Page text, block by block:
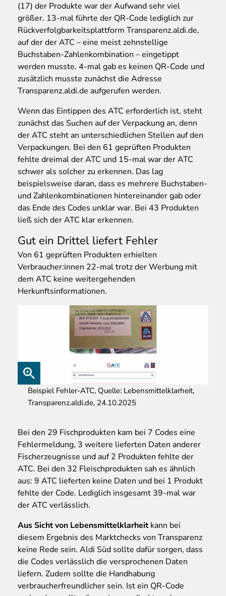
(17) der Produkte war der Aufwand sehr viel
größer. 13-mal führte der QR-Code lediglich zur
Rückverfolgbarkeitsplattform Transparenz.aldi.de,
auf der der ATC – eine meist zehnstellige
Buchstaben-Zahlenkombination – eingetippt
werden musste. 4-mal gab es keinen QR-Code und
zusätzlich musste zunächst die Adresse
Transparenz.aldi.de aufgerufen werden.
Wenn das Eintippen des ATC erforderlich ist, steht
zunächst das Suchen auf der Verpackung an, denn
der ATC steht an unterschiedlichen Stellen auf den
Verpackungen. Bei den 61 geprüften Produkten
fehlte dreimal der ATC und 15-mal war der ATC
schwer als solcher zu erkennen. Das lag
beispielsweise daran, dass es mehrere Buchstaben-
und Zahlenkombinationen hintereinander gab oder
das Ende des Codes unklar war. Bei 43 Produkten
ließ sich der ATC klar erkennen.
Gut ein Drittel liefert Fehler
Von 61 geprüften Produkten erhielten
Verbraucher:innen 22-mal trotz der Werbung mit
dem ATC keine weitergehenden
Herkunftsinformationen.
Beispiel Fehler-ATC, Quelle: Lebensmittelklarheit,
Transparenz.aldi.de, 24.10.2025
Bei den 29 Fischprodukten kam bei 7 Codes eine
Fehlermeldung, 3 weitere lieferten Daten anderer
Fischerzeugnisse und auf 2 Produkten fehlte der
ATC. Bei den 32 Fleischprodukten sah es ähnlich
aus: 9 ATC lieferten keine Daten und bei 1 Produkt
fehlte der Code. Lediglich insgesamt 39-mal war
der ATC verlässlich.
Aus Sicht von Lebensmittelklarheitkann bei
diesem Ergebnis des Marktchecks von Transparenz
keine Rede sein. Aldi Süd sollte dafür sorgen, dass
die Codes verlässlich die versprochenen Daten
liefern. Zudem sollte die Handhabung
verbraucherfreundlicher sein. Ist ein QR-Code